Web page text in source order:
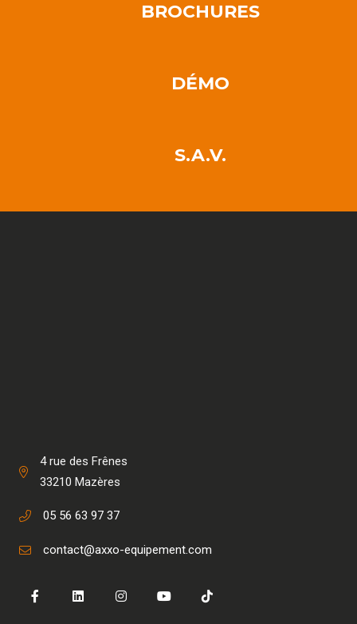
BROCHURES
DÉMO
S.A.V.
4 rue des Frênes
33210 Mazères
05 56 63 97 37
contact@axxo-equipement.com